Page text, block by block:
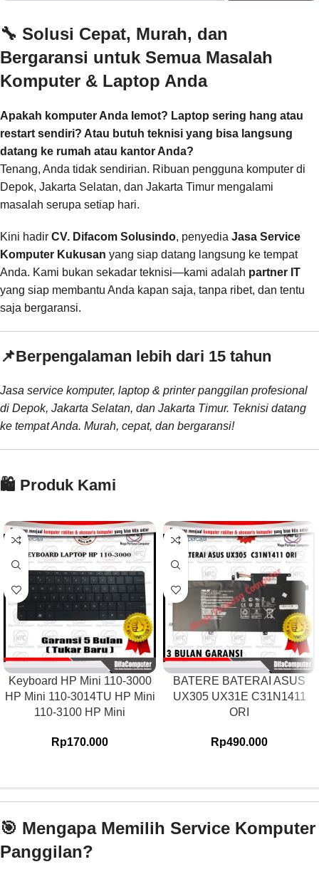
🔧 Solusi Cepat, Murah, dan
Bergaransi untuk Semua Masalah
Komputer & Laptop Anda
Apakah komputer Anda lemot? Laptop sering hang atau
restart sendiri? Atau butuh teknisi yang bisa langsung
datang ke rumah atau kantor Anda?
Tenang, Anda tidak sendirian. Ribuan pengguna komputer di
Depok, Jakarta Selatan, dan Jakarta Timur mengalami
masalah serupa setiap hari.
Kini hadir CV. Difacom Solusindo, penyedia Jasa Service
Komputer Kukusan yang siap datang langsung ke tempat
Anda. Kami bukan sekadar teknisi—kami adalah partner IT
yang siap membantu Anda kapan saja, tanpa ribet, dan tentu
saja bergaransi.
📌Berpengalaman lebih dari 15 tahun
Jasa service komputer, laptop & printer panggilan profesional
di Depok, Jakarta Selatan, dan Jakarta Timur. Teknisi datang
ke tempat Anda. Murah, cepat, dan bergaransi!
🛍️ Produk Kami
Keyboard HP Mini 110-3000
HP Mini 110-3014TU HP Mini
110-3100 HP Mini
Rp170.000
BATERE BATERAI ASUS
UX305 UX31E C31N1411
ORI
Rp490.000
🎯 Mengapa Memilih Service Komputer
Panggilan?